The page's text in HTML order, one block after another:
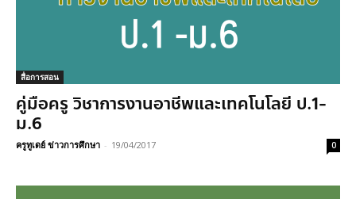
สื่อการสอน
คู่มือครู วิชาการงานอาชีพและเทคโนโลยี ป.1-
ม.6
ครูทูเดย์ ข่าวการศึกษา - 19/04/2017 0